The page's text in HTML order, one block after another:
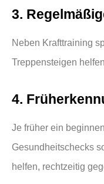
3.
Neben Krafttraining
Treppensteigen
4.
Je früher ein
Gesundheitschecks
helfen, rechtzeitig